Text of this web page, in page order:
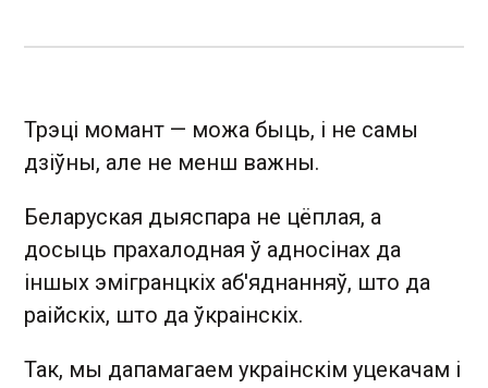
Трэці момант — можа быць, і не самы
дзіўны, але не менш важны.
Беларуская дыяспара не цёплая, а
досыць прахалодная ў адносінах да
іншых эмігранцкіх аб'яднанняў, што да
раійскіх, што да ўкраінскіх.
Так, мы дапамагаем украінскім уцекачам і